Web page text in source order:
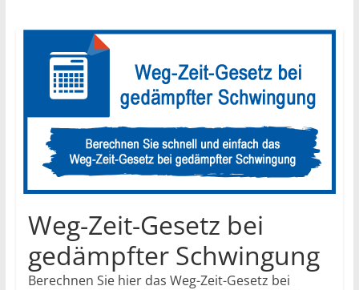
Weg-Zeit-Gesetz bei
gedämpfter Schwingung
Berechnen Sie hier das Weg-Zeit-Gesetz bei